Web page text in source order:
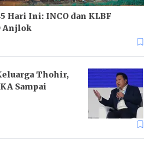
Hari Ini: INCO dan KLBF
Anjlok
Thohir,
Sampai